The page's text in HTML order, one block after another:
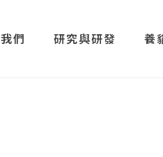
們 研究與研發 養